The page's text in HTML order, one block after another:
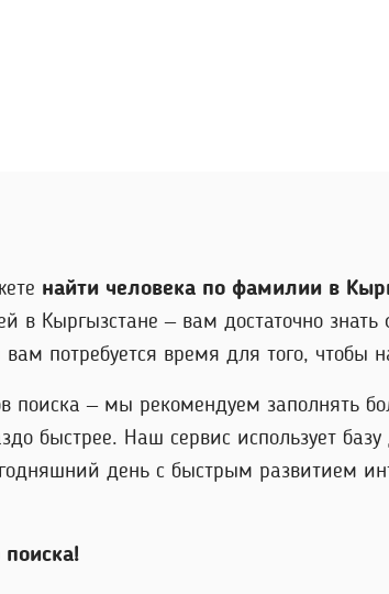
найти человека по фамилии в
в Кыргызстане – вам достаточно
потребуется время для того, чтобы
поиска – мы рекомендуем заполнять
быстрее. Наш сервис использует
день с быстрым развитием